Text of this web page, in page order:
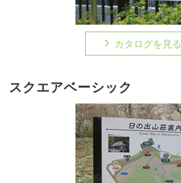
カタログを見る
スクエアベーシック